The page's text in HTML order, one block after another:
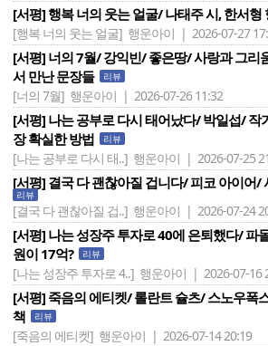
[서평] 행복 너의 웃는 얼굴/ 나태주 시, 한서
[행복 너의 웃는 얼굴] 행운아이 | 2026-07-27
[서평] 너의 7월/ 강익빈/ 좋은땅/ 사랑과 그리
서 만난 문장들
리뷰
[너의 7월] 행운아이 | 2026-07-26 11:32
[서평] 나는 공부로 다시 태어났다/ 박일섭/ 작
장 확실한 방법
리뷰
[나는 공부로 다시 태..] 행운아이 | 2026-07-25
[서평] 결국 다 괜찮아질 겁니다/ 피코 아이어/
리뷰
[결국 다 괜찮아질 겁..] 행운아이 | 2026-07-24
[서평] 나는 성장주 투자로 40에 은퇴했다/ 파
원이 17억?
리뷰
[나는 성장주 투자로 4..] 행운아이 | 2026-07-16
[서평] 죽음의 에티켓/ 롤란트 슐츠/ 스노우폭
책
리뷰
[죽음의 에티켓] 행운아이 | 2026-07-14 20:19